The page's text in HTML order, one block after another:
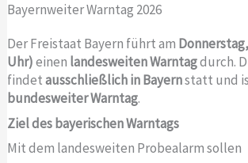
Bayernweiter Warntag 2026
Der Freistaat Bayern führt am Donnerstag,
Uhr)einen landesweiten Warntagdurch.
findetausschließlich in Bayernstatt und
bundesweiter Warntag.
Ziel des bayerischen Warntags
Mit dem landesweiten Probealarm sollen